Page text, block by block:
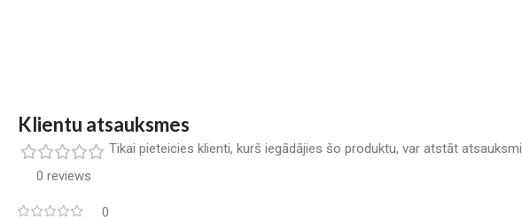
Klientu atsauksmes
0 reviews
0
Tikai pieteicies klienti, kurš iegādājies šo produktu, var atstāt atsauksmi.